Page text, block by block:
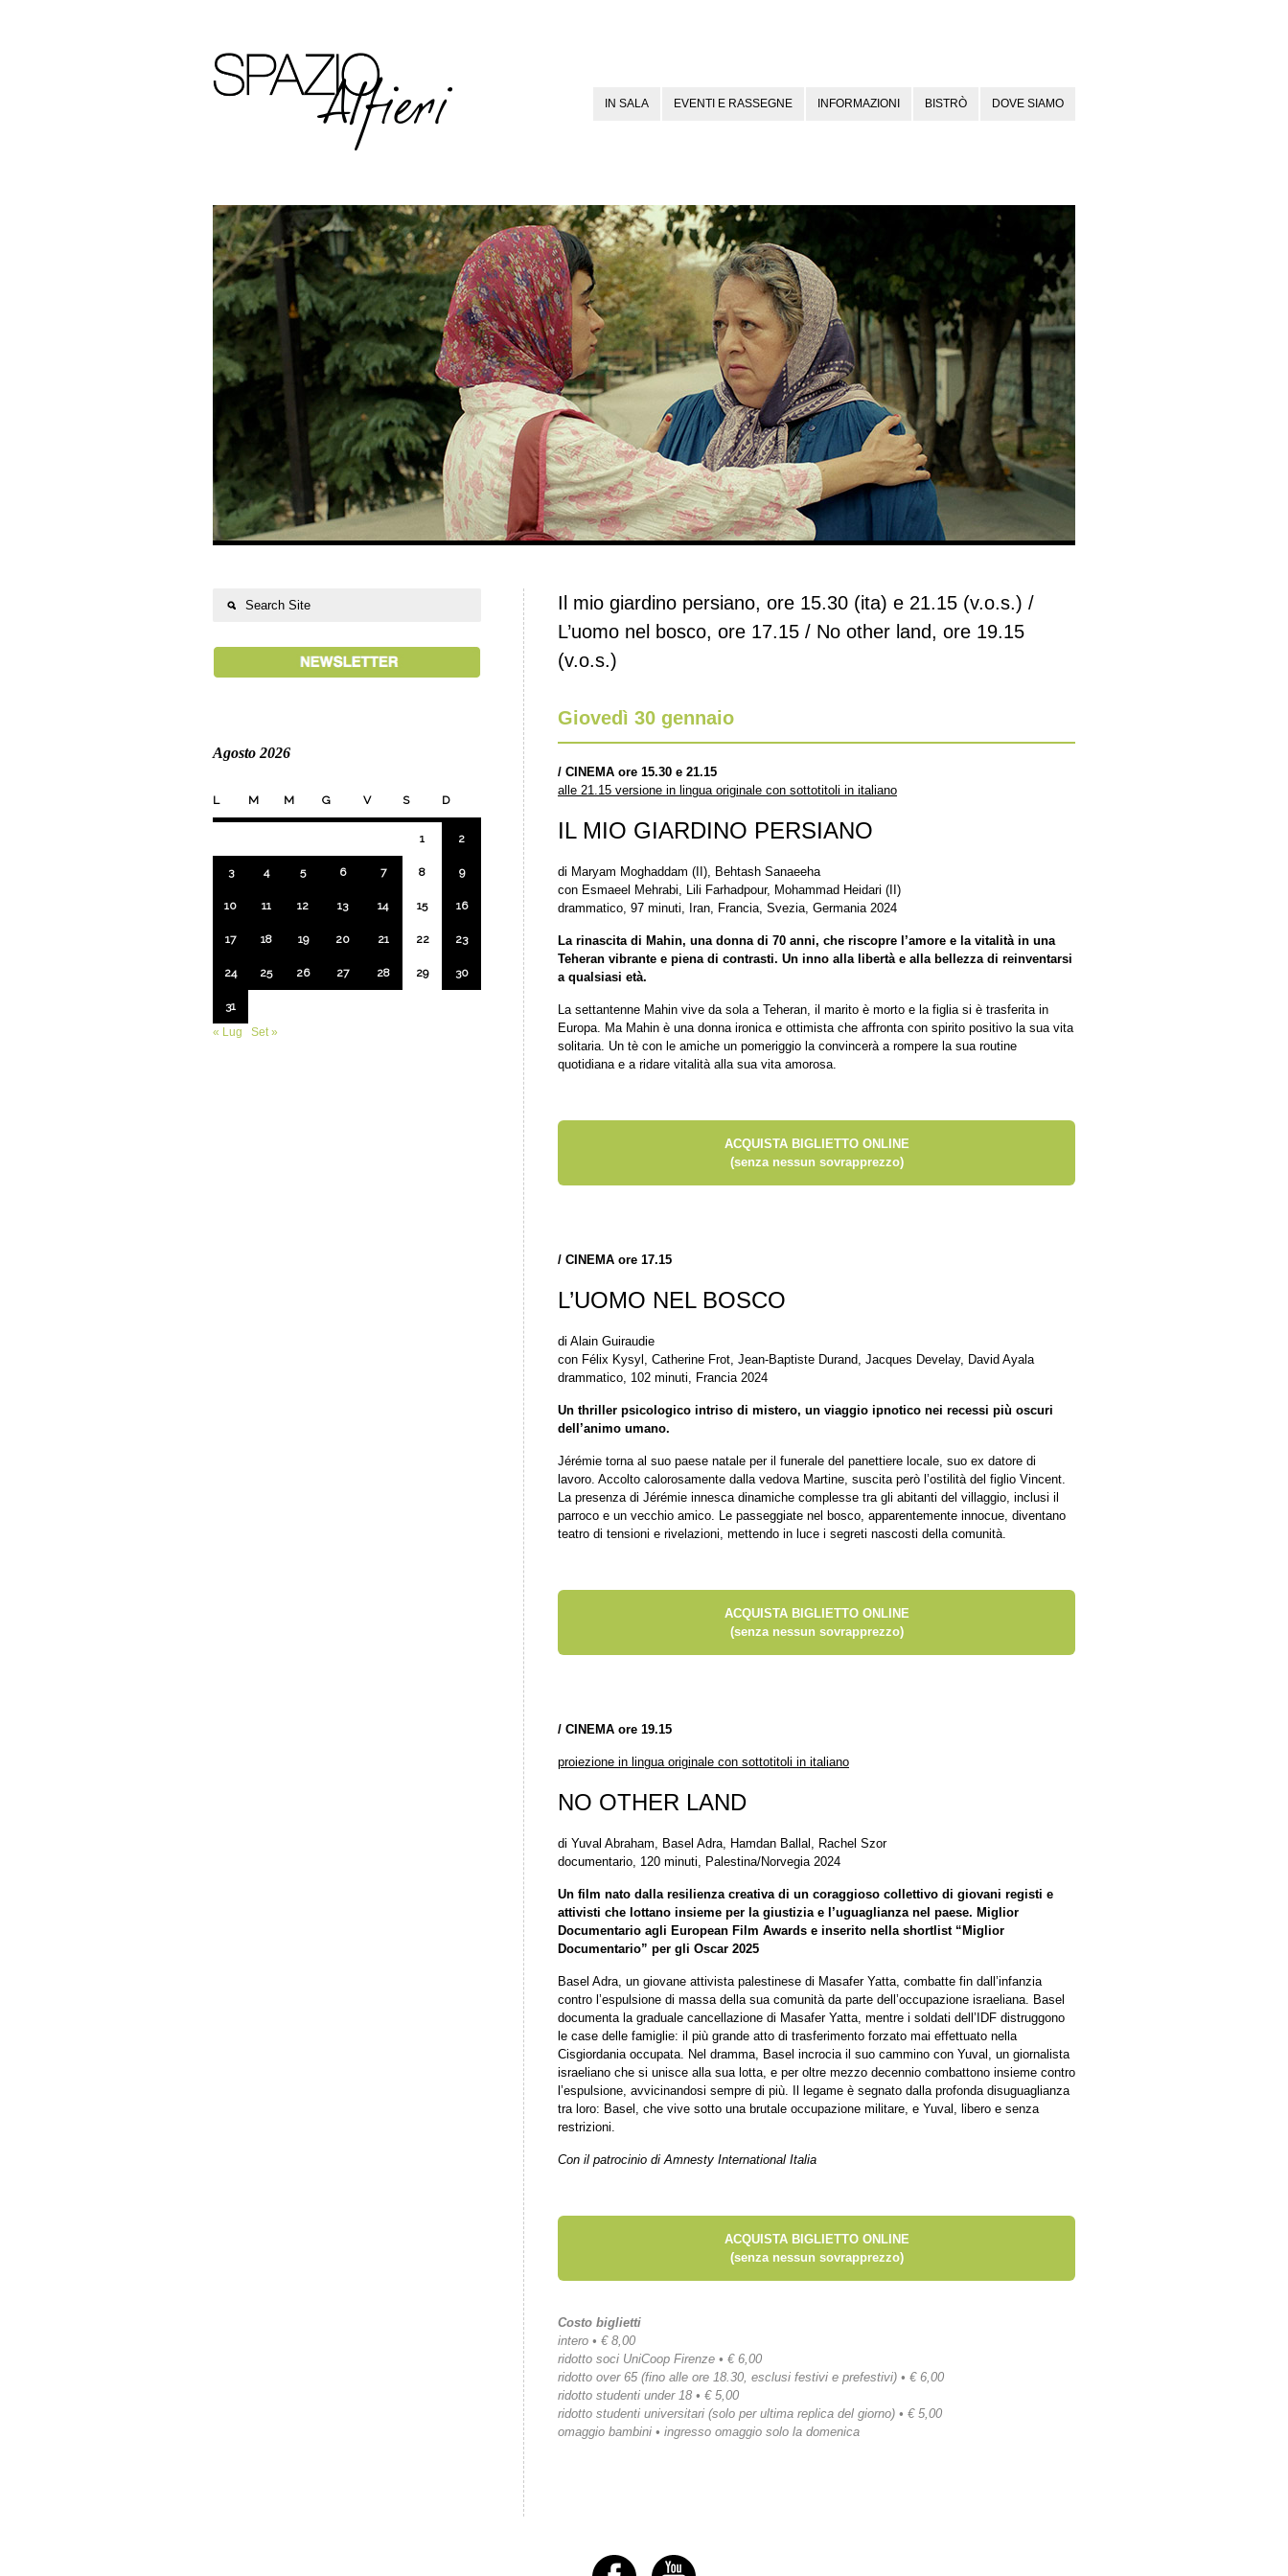
IN SALA EVENTI E RASSEGNE INFORMAZIONI BISTRÒ DOVE SIAMO
Il mio giardino persiano, ore 15.30 (ita) e 21.15 (v.o.s.) /
L’uomo nel bosco, ore 17.15 / No other land, ore 19.15
(v.o.s.)
Giovedì 30 gennaio
/ CINEMA ore 15.30 e 21.15
alle 21.15 versione in lingua originale con sottotitoli in italiano
IL MIO GIARDINO PERSIANO
di Maryam Moghaddam (II), Behtash Sanaeeha
con Esmaeel Mehrabi, Lili Farhadpour, Mohammad Heidari (II)
drammatico, 97 minuti, Iran, Francia, Svezia, Germania 2024
La rinascita di Mahin, una donna di 70 anni, che riscopre l’amore e la vitalità in una
Teheran vibrante e piena di contrasti. Un inno alla libertà e alla bellezza di reinventarsi
a qualsiasi età.
La settantenne Mahin vive da sola a Teheran, il marito è morto e la figlia si è trasferita in
Europa. Ma Mahin è una donna ironica e ottimista che affronta con spirito positivo la sua vita
solitaria. Un tè con le amiche un pomeriggio la convincerà a rompere la sua routine
quotidiana e a ridare vitalità alla sua vita amorosa.
ACQUISTA BIGLIETTO ONLINE
(senza nessun sovrapprezzo)
/ CINEMA ore 17.15
L’UOMO NEL BOSCO
di Alain Guiraudie
con Félix Kysyl, Catherine Frot, Jean-Baptiste Durand, Jacques Develay, David Ayala
drammatico, 102 minuti, Francia 2024
Un thriller psicologico intriso di mistero, un viaggio ipnotico nei recessi più oscuri
dell’animo umano.
Jérémie torna al suo paese natale per il funerale del panettiere locale, suo ex datore di
lavoro. Accolto calorosamente dalla vedova Martine, suscita però l’ostilità del figlio Vincent.
La presenza di Jérémie innesca dinamiche complesse tra gli abitanti del villaggio, inclusi il
parroco e un vecchio amico. Le passeggiate nel bosco, apparentemente innocue, diventano
teatro di tensioni e rivelazioni, mettendo in luce i segreti nascosti della comunità.
ACQUISTA BIGLIETTO ONLINE
(senza nessun sovrapprezzo)
/ CINEMA ore 19.15
proiezione in lingua originale con sottotitoli in italiano
NO OTHER LAND
di Yuval Abraham, Basel Adra, Hamdan Ballal, Rachel Szor
documentario, 120 minuti, Palestina/Norvegia 2024
Un film nato dalla resilienza creativa di un coraggioso collettivo di giovani registi e
attivisti che lottano insieme per la giustizia e l’uguaglianza nel paese. Miglior
Documentario agli European Film Awards e inserito nella shortlist “Miglior
Documentario” per gli Oscar 2025
Basel Adra, un giovane attivista palestinese di Masafer Yatta, combatte fin dall’infanzia
contro l’espulsione di massa della sua comunità da parte dell’occupazione israeliana. Basel
documenta la graduale cancellazione di Masafer Yatta, mentre i soldati dell’IDF distruggono
le case delle famiglie: il più grande atto di trasferimento forzato mai effettuato nella
Cisgiordania occupata. Nel dramma, Basel incrocia il suo cammino con Yuval, un giornalista
israeliano che si unisce alla sua lotta, e per oltre mezzo decennio combattono insieme contro
l’espulsione, avvicinandosi sempre di più. Il legame è segnato dalla profonda disuguaglianza
tra loro: Basel, che vive sotto una brutale occupazione militare, e Yuval, libero e senza
restrizioni.
Con il patrocinio di Amnesty International Italia
ACQUISTA BIGLIETTO ONLINE
(senza nessun sovrapprezzo)
Costo biglietti
intero • € 8,00
ridotto soci UniCoop Firenze • € 6,00
ridotto over 65 (fino alle ore 18.30, esclusi festivi e prefestivi) • € 6,00
ridotto studenti under 18 • € 5,00
ridotto studenti universitari (solo per ultima replica del giorno) • € 5,00
omaggio bambini • ingresso omaggio solo la domenica
Agosto 2026
L M M G V S D
1 2
3 4 5 6 7 8 9
10 11 12 13 14 15 16
17 18 19 20 21 22 23
24 25 26 27 28 29 30
31
« Lug
Set »